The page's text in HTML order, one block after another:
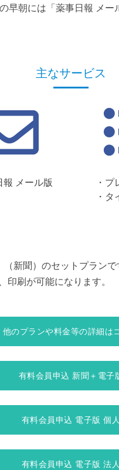
朝には「薬事日報 メー
主なサービス
報 メール版
・
・
（新聞）のセットプラン
刷が可能になります。
他のプランや料金等の詳細は
有料会員申込 新聞＋電子
有料会員申込 電子版 個人
有料会員申込 電子版 法人